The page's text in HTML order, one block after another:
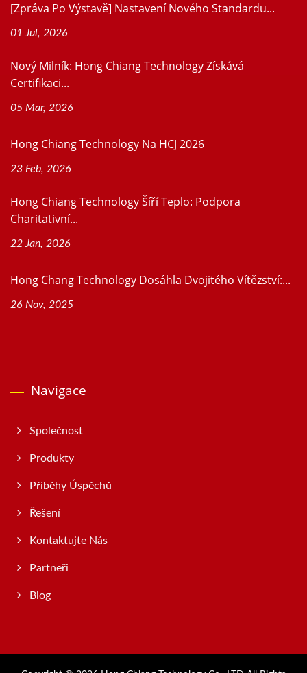
[Zpráva Po Výstavě] Nastavení Nového Standardu...
01 Jul, 2026
Nový Milník: Hong Chiang Technology Získává
Certifikaci...
05 Mar, 2026
Hong Chiang Technology Na HCJ 2026
23 Feb, 2026
Hong Chiang Technology Šíří Teplo: Podpora
Charitativní...
22 Jan, 2026
Hong Chang Technology Dosáhla Dvojitého Vítězství:...
26 Nov, 2025
Navigace
Společnost
Produkty
Příběhy Úspěchů
Řešení
Kontaktujte Nás
Partneři
Blog